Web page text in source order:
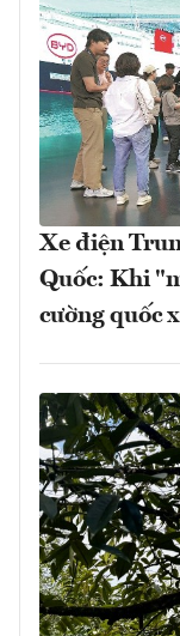
Xe điện
Quốc: Khi
cường quốc